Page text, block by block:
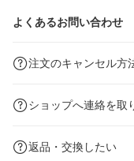
よくあるお問い合わせ
注文のキャンセル方
ショップへ連絡を取
返品・交換したい